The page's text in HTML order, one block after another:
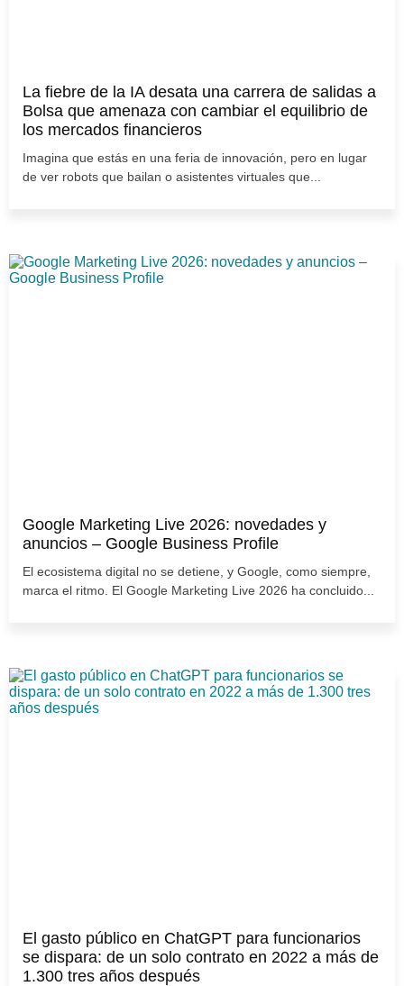
La fiebre de la IA desata una carrera de salidas a
Bolsa que amenaza con cambiar el equilibrio de
los mercados financieros
Imagina que estás en una feria de innovación, pero en lugar
de ver robots que bailan o asistentes virtuales que...
Google Marketing Live 2026: novedades y
anuncios – Google Business Profile
El ecosistema digital no se detiene, y Google, como siempre,
marca el ritmo. El Google Marketing Live 2026 ha concluido...
El gasto público en ChatGPT para funcionarios
se dispara: de un solo contrato en 2022 a más de
1.300 tres años después